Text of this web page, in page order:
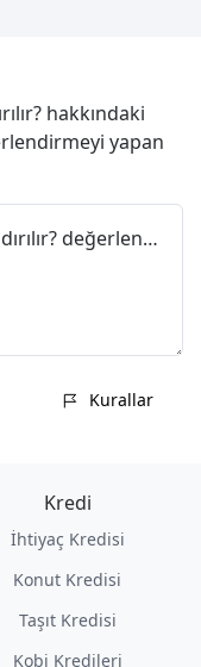
hakkındaki
yapan
Akbank SIM Kart Blokesi Nasıl Kaldırılır? değerlendirmeni paylaş
Kurallar
Kredi
İhtiyaç Kredisi
Konut Kredisi
Taşıt Kredisi
Kobi Kredileri